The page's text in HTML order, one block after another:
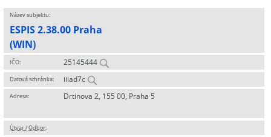
Název subjektu:
ESPIS 2.38.00 Praha
(WIN)
IČO: 25145444
Datová schránka: iiiad7c
Adresa: Drtinova 2, 155 00, Praha 5
Útvar / Odbor: